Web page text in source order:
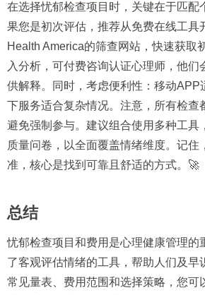
在选择忧郁检查项目时，关键在于匹配
果您是初次评估，推荐从免费在线工具
Health America的筛查网站，快速获取
入分析，可付费咨询认证心理师，他们
供解释。同时，考虑便利性：移动APP
下服务适合复杂情况。注意，所有检查
避免强制参与。建议组合使用多种工具
质量问卷，以全面覆盖情绪维度。记住
准，核心是找到可靠且舒适的方式。🚀
总结
忧郁检查项目和费用是心理健康管理的
了客观评估情绪的工具，帮助人们及早
常见量表、费用范围和选择策略，您可